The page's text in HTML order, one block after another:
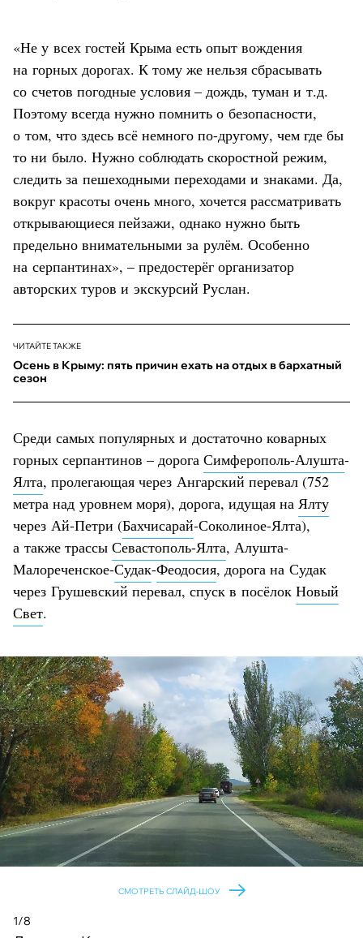
«Не у всех гостей Крыма есть опыт вождения
на горных дорогах. К тому же нельзя сбрасывать
со счетов погодные условия – дождь, туман и т.д.
Поэтому всегда нужно помнить о безопасности,
о том, что здесь всё немного по-другому, чем где бы
то ни было. Нужно соблюдать скоростной режим,
следить за пешеходными переходами и знаками. Да,
вокруг красоты очень много, хочется рассматривать
открывающиеся пейзажи, однако нужно быть
предельно внимательными за рулём. Особенно
на серпантинах», – предостерёг организатор
авторских туров и экскурсий Руслан.
ЧИТАЙТЕ ТАКЖЕ
Осень в Крыму: пять причин ехать на отдых в бархатный
сезон
Среди самых популярных и достаточно коварных
горных серпантинов – дорога Симферополь-Алушта-
Ялта, пролегающая через Ангарский перевал (752
метра над уровнем моря), дорога, идущая на Ялту
через Ай-Петри (Бахчисарай-Соколиное-Ялта),
а также трассы Севастополь-Ялта, Алушта-
Малореченское-Судак-Феодосия, дорога на Судак
через Грушевский перевал, спуск в посёлок Новый
Свет.
СМОТРЕТЬ СЛАЙД-ШОУ
1/8